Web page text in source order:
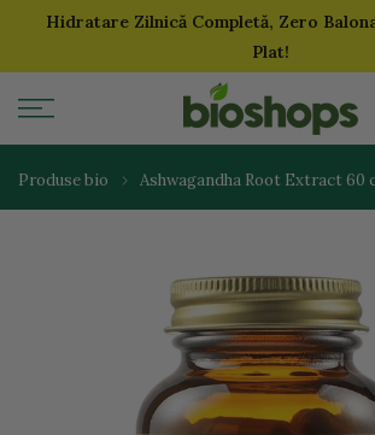
SariHidratare Zilnică Completă, Zero
Plat!
Produse bio Ashwagandha Root Extract 60